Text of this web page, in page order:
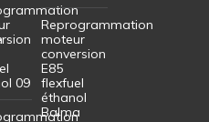
09
Reprogrammation
moteur
conversion
E85
flexfuel
éthanol
Balma